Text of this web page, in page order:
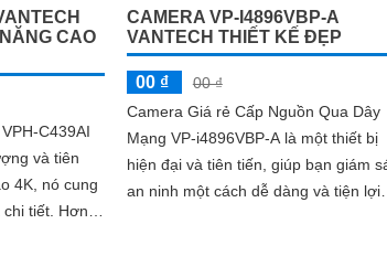
CAO
C439AI
và tiên
Hơn
CAMERA VP-I4896VBP-A
VANTECH THIẾT KẾ ĐẸP
00 ₫
00 ₫
Camera Giá rẻ Cấp Nguồn Qua Dây
Mạng VP-i4896VBP-A là một thiết bị
hiện đại và tiên tiến, giúp bạn giám
an ninh một cách dễ dàng và tiện lợi.